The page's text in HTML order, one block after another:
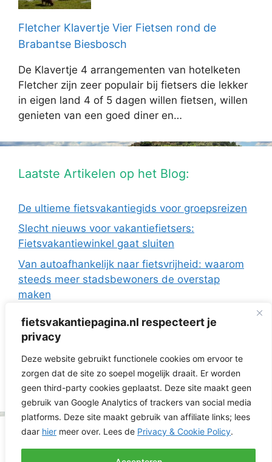
fietsvakantiepagina.nl respecteert je
privacy
Deze website gebruikt functionele cookies om ervoor te
zorgen dat de site zo soepel mogelijk draait. Er worden
geen third-party cookies geplaatst. Deze site maakt geen
gebruik van Google Analytics of trackers van social media
platforms. Deze site maakt gebruik van affiliate links; lees
daar hier meer over. Lees de Privacy & Cookie Policy.
Fletcher Klavertje Vier Fietsen rond de
Brabantse Biesbosch
De Klavertje 4 arrangementen van hotelketen
Fletcher zijn zeer populair bij fietsers die lekker
in eigen land 4 of 5 dagen willen fietsen, willen
genieten van een goed diner en…
Laatste Artikelen op het Blog:
De ultieme fietsvakantiegids voor groepsreizen
Slecht nieuws voor vakantiefietsers:
Fietsvakantiewinkel gaat sluiten
Van autoafhankelijk naar fietsvrijheid: waarom
steeds meer stadsbewoners de overstap
maken
De Europese fietsvakanties van ANWB Reizen
Fietsen in Frankrijk: drie regio’s die ideaal zijn
Fietsvakantie zonder te verkassen: 3 topregio’s
voor dagtochten vanuit je huisje
© 2026 Fietsvakantiepagina.nl | RNG Media | KVK
Cookie- & Privacyverklaring|Affiliate Disclaimer